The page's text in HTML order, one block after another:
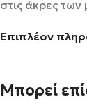
στις άκρες των
Επιπλέον
Μπορεί